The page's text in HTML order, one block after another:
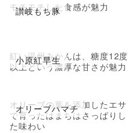
讃岐もち豚
モチモチした食感が魅力
小原紅早生
紅い温州みかんは、糖度12度
以上という濃厚な甘さが魅力
オリーブハマチ
オリーブの葉を添加したエサ
で育ったはまちはさっぱりし
た味わい